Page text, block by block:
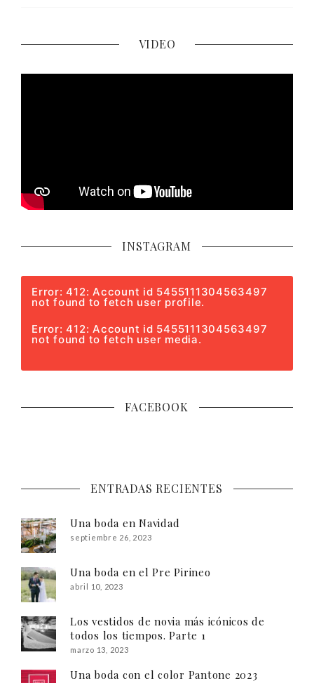
VIDEO
INSTAGRAM
Error: 412: Account id 5455111304563497
not found to fetch user profile.
Error: 412: Account id 5455111304563497
not found to fetch user media.
FACEBOOK
ENTRADAS RECIENTES
Una boda en Navidad
septiembre 26, 2023
Una boda en el Pre Pirineo
abril 10, 2023
Los vestidos de novia más icónicos de
todos los tiempos. Parte 1
marzo 13, 2023
Una boda con el color Pantone 2023